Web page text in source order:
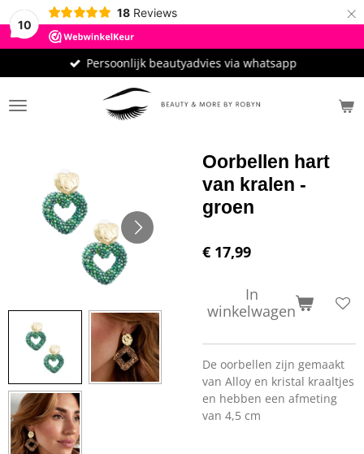
10
18 Reviews ×
Persoonlijk beautyadvies via whatsapp
Oorbellen hart
van kralen -
groen
€ 17,99
In
winkelwagen
De oorbellen zijn gemaakt
van Alloy en kristal kraaltjes
en hebben een afmeting
van 4,5 cm